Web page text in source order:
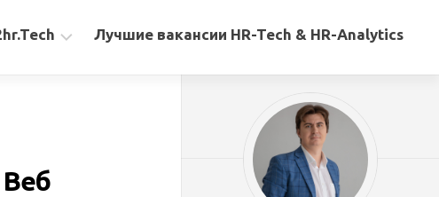
Лучшие вакансии HR-Tech & HR-Analytics